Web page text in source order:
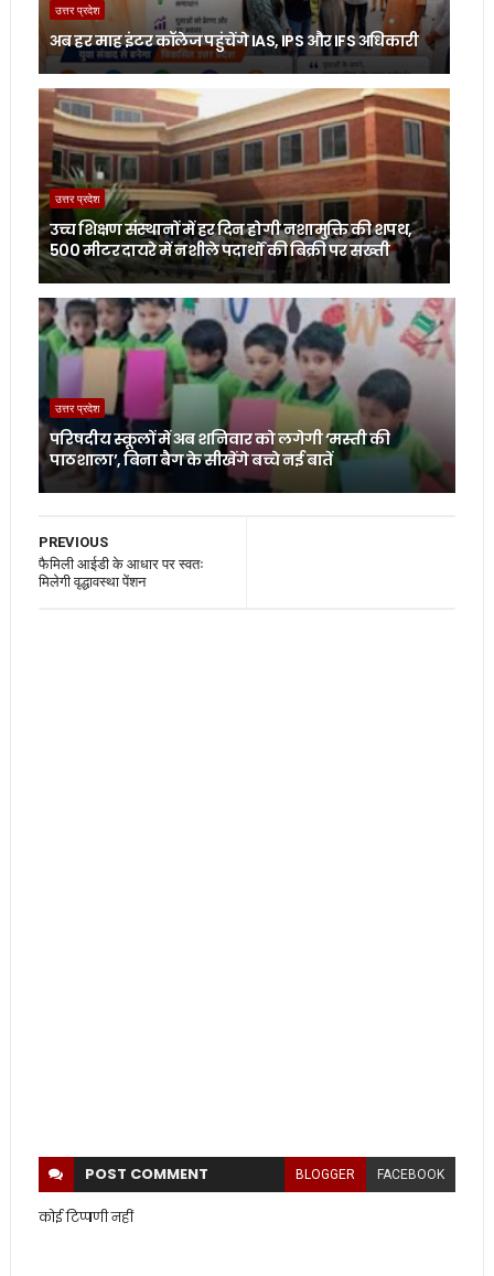
उत्तर प्रदेश
अब हर माह इंटर कॉलेज पहुंचेंगे IAS, IPS और IFS अधिकारी
उत्तर प्रदेश
उच्च शिक्षण संस्थानों में हर दिन होगी नशामुक्ति की शपथ,
500 मीटर दायरे में नशीले पदार्थों की बिक्री पर सख्ती
उत्तर प्रदेश
परिषदीय स्कूलों में अब शनिवार को लगेगी ‘मस्ती की
पाठशाला’, बिना बैग के सीखेंगे बच्चे नई बातें
PREVIOUS
फैमिली आईडी के आधार पर स्वतः
मिलेगी वृद्धावस्था पेंशन
POST COMMENT BLOGGER FACEBOOK
कोई टिप्पणी नहीं